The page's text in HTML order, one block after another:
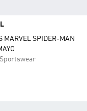
MARVEL SPIDER-MAN